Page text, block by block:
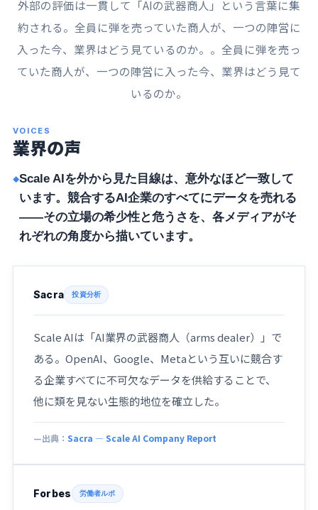
外部の評価は一貫して「AIの武器商人」という言葉に集
約される。全員に弾を売っていた商人が、一つの陣営に
入った今、業界はどう見ているのか。。全員に弾を売っ
ていた商人が、一つの陣営に入った今、業界はどう見て
いるのか。
VOICES
業界の声
Scale AIを外から見た目線は、意外なほど一致して
います。競合するAI企業のすべてにデータを売れる
——その立場の希少性と危うさを、各メディアがそ
れぞれの角度から描いています。
Sacra 投資分析
Scale AIは「AI業界の武器商人（arms dealer）」で
ある。OpenAI、Google、Metaという互いに競合す
る企業すべてに不可欠なデータを供給することで、
他に類を見ない生態的地位を確立した。
出典： Sacra — Scale AI Company Report
Forbes 労働者ルポ